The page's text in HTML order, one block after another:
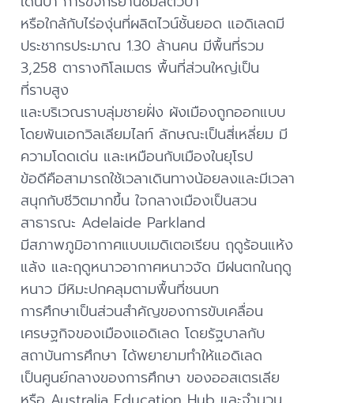
หรือใกล้กับไร่องุ่นที่ผลิตไวน์ชั้นยอด แอดิเลดมี
ประชากรประมาณ 1.30 ล้านคน มีพื้นที่รวม
3,258 ตารางกิโลเมตร พื้นที่ส่วนใหญ่เป็น
ที่ราบสูง
และบริเวณราบลุ่มชายฝั่ง ผังเมืองถูกออกแบบ
โดยพันเอกวิลเลียมไลท์ ลักษณะเป็นสี่เหลี่ยม มี
ความโดดเด่น และเหมือนกับเมืองในยุโรป
ข้อดีคือสามารถใช้เวลาเดินทางน้อยลงและมีเวลา
สนุกกับชีวิตมากขึ้น ใจกลางเมืองเป็นสวน
สาธารณะ Adelaide Parkland
มีสภาพภูมิอากาศแบบเมดิเตอเรียน ฤดูร้อนแห้ง
แล้ง และฤดูหนาวอากาศหนาวจัด มีฝนตกในฤดู
หนาว มีหิมะปกคลุมตามพื้นที่ชนบท
การศึกษาเป็นส่วนสำคัญของการขับเคลื่อน
เศรษฐกิจของเมืองแอดิเลด โดยรัฐบาลกับ
สถาบันการศึกษา ได้พยายามทำให้แอดิเลด
เป็นศูนย์กลางของการศึกษา ของออสเตรเลีย